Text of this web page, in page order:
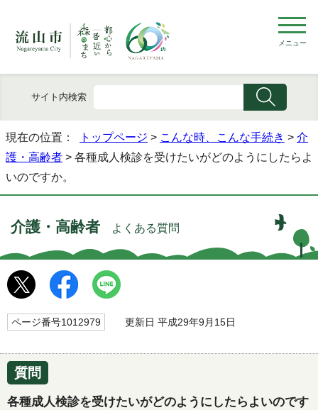
メニュー
サイト内検索
現在の位置： トップページ > こんな時、こんな手続き > 介
護・高齢者 > 各種成人検診を受けたいがどのようにしたらよ
いのですか。
介護・高齢者 よくある質問
ページ番号1012979 更新日 平成29年9月15日
質問
各種成人検診を受けたいがどのようにしたらよいのです